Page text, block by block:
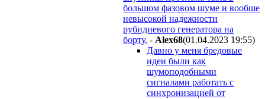
большом фазовом шуме и вообше
невысокой надежности
рубидиевого генератора на
борту. - Alex68(01.04.2023 19:55)
Давно у меня бредовые
идеи были как
шумоподобными
сигналами работать с
синхронизацией от